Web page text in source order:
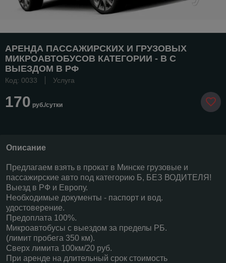
АРЕНДА ПАССАЖИРСКИХ И ГРУЗОВЫХ
МИКРОАВТОБУСОВ КАТЕГОРИИ - В С
ВЫЕЗДОМ В РФ
Код: 0033 Услуга
170 руб./сутки
Описание
Предлагаем взять в прокат в Минске грузовые и
пассажирские авто под категорию Б, БЕЗ ВОДИТЕЛЯ!
Выезд в РФ и Европу.
Необходимые документы - паспорт и вод.
удостоверение.
Предоплата 100%.
Микроавтобусы с выездом за пределы РБ.
(лимит пробега 350 км).
Сверх лимита 100км/20 руб.
При аренде на длительный срок стоимость